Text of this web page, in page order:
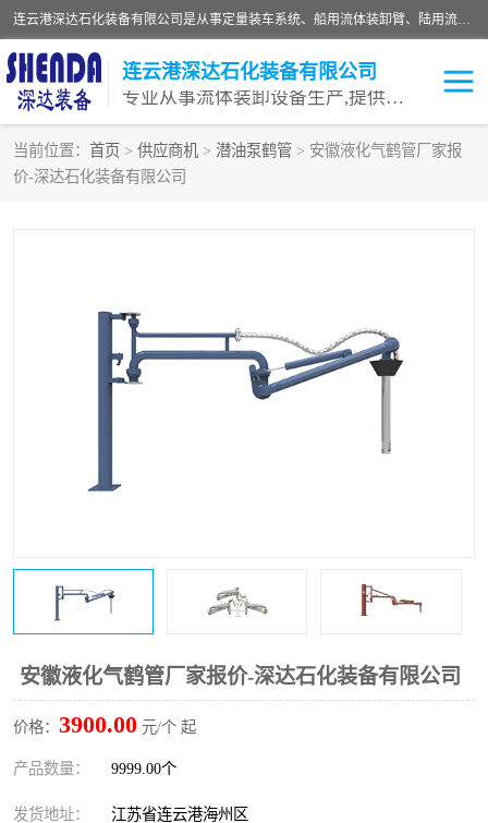
连云港深达石化装备有限公司是从事定量装车系统、船用流体装卸臂、陆用流体装卸臂（鹤管）、活动梯、钢构平台等全系列流体装卸设备的设计、制造、销售以及服务的专业供应商。公司始终以客户为中心，密切跟踪国内外油气储运及装卸设备先进技术的发展，以先进的技术、优质的产品、一流的服务，满足客户需求。
连云港深达石化装备有限公司
专业从事流体装卸设备生产,提供全面解决方案，生产与定制服务
当前位置： 首页 > 供应商机 > 潜油泵鹤管 > 安徽液化气鹤管厂家报
价-深达石化装备有限公司
安徽液化气鹤管厂家报价-深达石化装备有限公司
价格： 3900.00 元/个 起
产品数量： 9999.00个
发货地址： 江苏省连云港海州区
鹤管
流体装卸臂 输油臂
汽车鹤管